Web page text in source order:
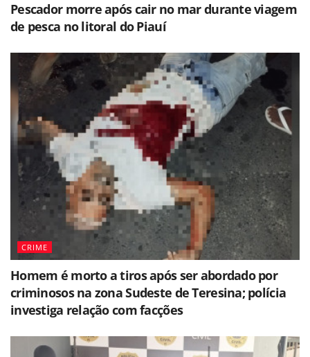
Pescador morre após cair no mar durante viagem
de pesca no litoral do Piauí
CRIME
Homem é morto a tiros após ser abordado por
criminosos na zona Sudeste de Teresina; polícia
investiga relação com facções